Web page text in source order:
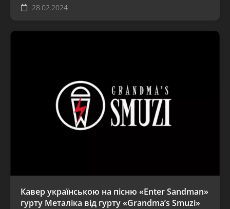
28.02.2024
Кавер українською на пісню «Enter Sandman»
гурту Металіка від гурту «Grandma’s Smuzi»